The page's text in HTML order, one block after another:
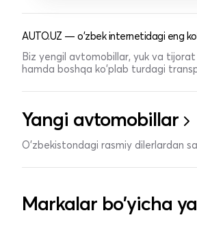
AUTO.UZ — o'zbek internetidagi eng
Biz yengil avtomobillar, yuk va
hamda boshqa ko'plab turdagi
Yangi avtomobillar
O'zbekistondagi rasmiy dilerlardan
Markalar bo'yicha